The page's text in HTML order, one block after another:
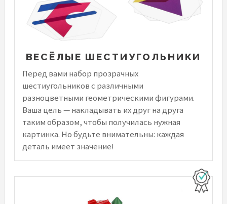
ВЕСЁЛЫЕ ШЕСТИУГОЛЬНИКИ
Перед вами набор прозрачных
шестиугольников с различными
разноцветными геометрическими фигурами.
Ваша цель — накладывать их друг на друга
таким образом, чтобы получилась нужная
картинка. Но будьте внимательны: каждая
деталь имеет значение!